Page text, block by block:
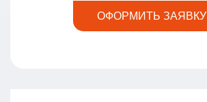
ОФОРМИТЬ ЗАЯВКУ